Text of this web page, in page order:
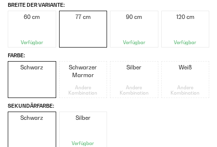
BREITE DER VARIANTE:
60 cm
Verfügbar
77 cm 90 cm
Verfügbar
120 cm
Verfügbar
FARBE:
Schwarz
Schwarzer
Marmor
Andere
Kombination
Silber
Andere
Kombination
Weiß
Andere
Kombination
SEKUNDÄRFARBE:
Schwarz Silber
Verfügbar